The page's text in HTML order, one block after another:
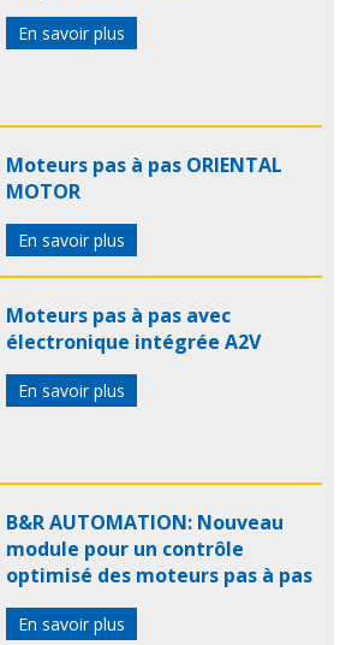
En savoir plus
Moteurs pas à pas ORIENTAL
MOTOR
En savoir plus
Moteurs pas à pas avec
électronique intégrée A2V
En savoir plus
B&R AUTOMATION: Nouveau
module pour un contrôle
optimisé des moteurs pas à pas
En savoir plus